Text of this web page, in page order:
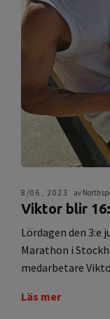
8/06, 2023 av
Viktor blir
Lördagen den 3:e
Marathon i
medarbetare
Läs mer